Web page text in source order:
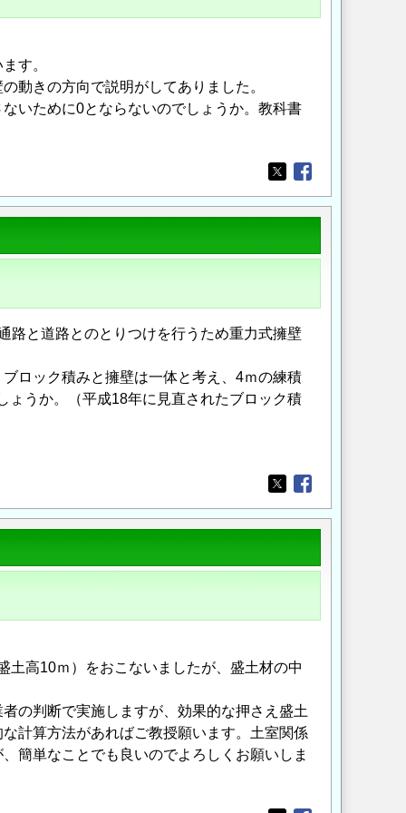
す。
動きの方向で説明がしてありました。
いために0とならないのでしょうか。教科書
Opens in a new
Opens in a new
路と道路とのとりつけを行うため重力式擁壁
ロック積みと擁壁は一体と考え、4ｍの練積
ょうか。（平成18年に見直されたブロック積
Opens in a new
Opens in a new
土高10ｍ）をおこないましたが、盛土材の中
の判断で実施しますが、効果的な押さえ盛土
計算方法があればご教授願います。土室関係
簡単なことでも良いのでよろしくお願いしま